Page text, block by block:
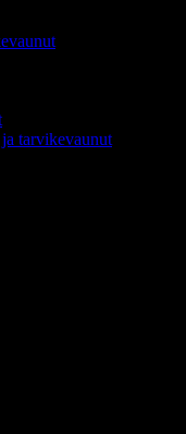
tarvikevaunut